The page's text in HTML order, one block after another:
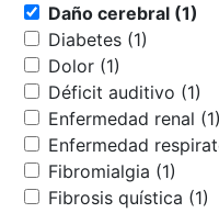
Daño cerebral (1)
Diabetes (1)
Dolor (1)
Déficit auditivo (1)
Enfermedad renal (1)
Fibromialgia (1)
Fibrosis quística (1)